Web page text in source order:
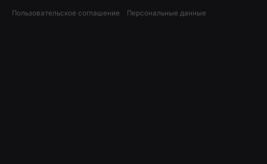
Пользовательское соглашение Персональные данные